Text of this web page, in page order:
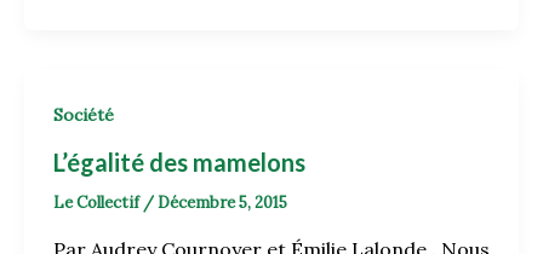
Société
L’égalité des mamelons
Le Collectif /Décembre 5, 2015
Par Audrey Cournoyer et Émilie Lalonde . Nous